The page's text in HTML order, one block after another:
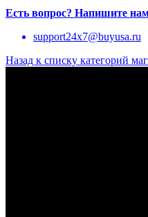
Есть вопрос? Напишите
support24x7@buyusa.ru
Назад к списку категорий